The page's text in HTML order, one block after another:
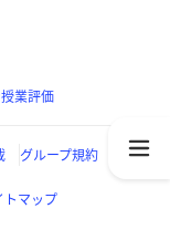
授業評価
グループ規約
トマップ